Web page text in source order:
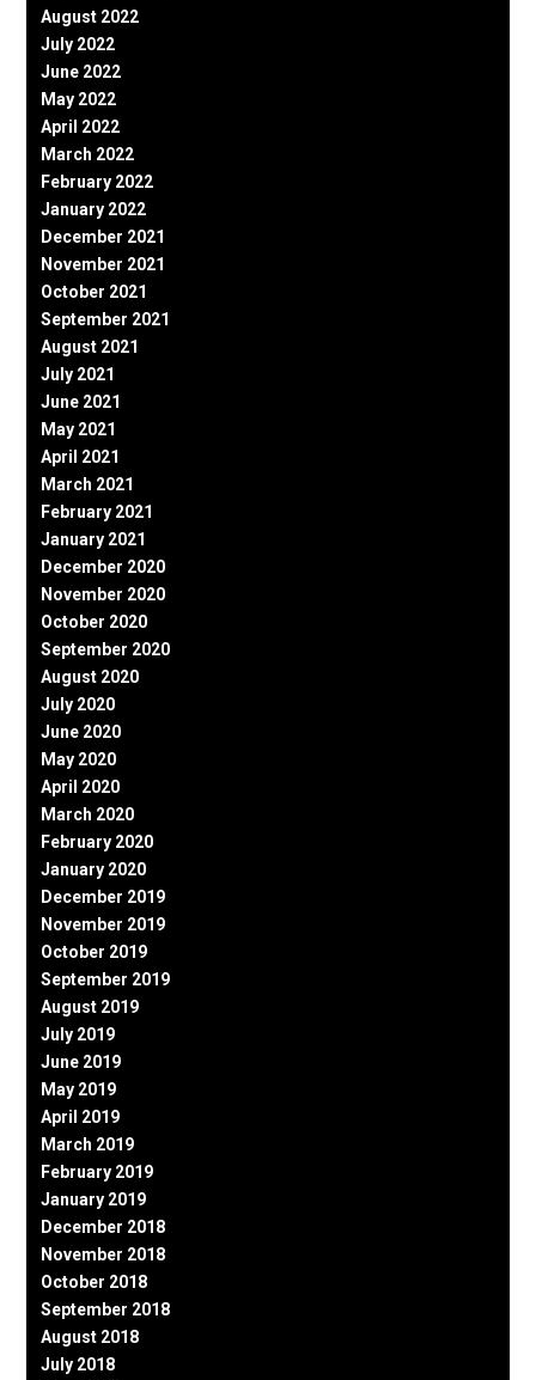
August 2022
July 2022
June 2022
May 2022
April 2022
March 2022
February 2022
January 2022
December 2021
November 2021
October 2021
September 2021
August 2021
July 2021
June 2021
May 2021
April 2021
March 2021
February 2021
January 2021
December 2020
November 2020
October 2020
September 2020
August 2020
July 2020
June 2020
May 2020
April 2020
March 2020
February 2020
January 2020
December 2019
November 2019
October 2019
September 2019
August 2019
July 2019
June 2019
May 2019
April 2019
March 2019
February 2019
January 2019
December 2018
November 2018
October 2018
September 2018
August 2018
July 2018